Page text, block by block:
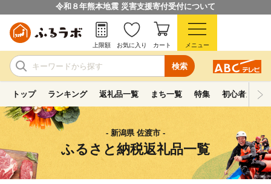
令和８年熊本地震 災害支援寄付受付について
検索
上限額 お気に入り カート メニュー
トップ ランキング 返礼品一覧 まち一覧 特集 初心者ガイド
- 新潟県 佐渡市 -
ふるさと納税返礼品一覧